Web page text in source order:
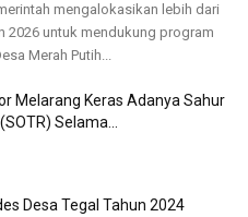
mengalokasikan lebih dari
2026 untuk mendukung program
Merah Putih...
Melarang Keras Adanya Sahur
Selama...
Desa Tegal Tahun 2024